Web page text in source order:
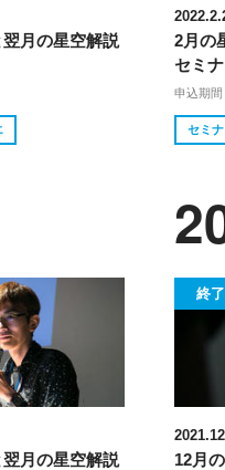
月の星空解説
2月の
セミ
申込期間
セミ
月の星空解説
終
12月